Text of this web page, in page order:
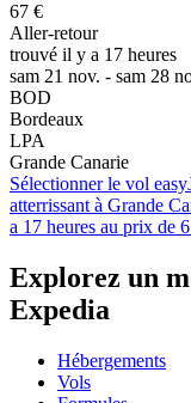
67 €
Aller-retour
trouvé il y a 17 heures
sam 21 nov. - sam 28
BOD
Bordeaux
LPA
Grande Canarie
Sélectionner le vol
atterrissant à Grande
a 17 heures au prix de
Explorez un
Expedia
Hébergements
Vols